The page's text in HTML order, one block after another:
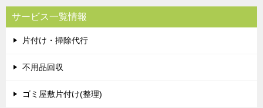
サービス一覧情報
片付け・掃除代行
不用品回収
ゴミ屋敷片付け(整理)